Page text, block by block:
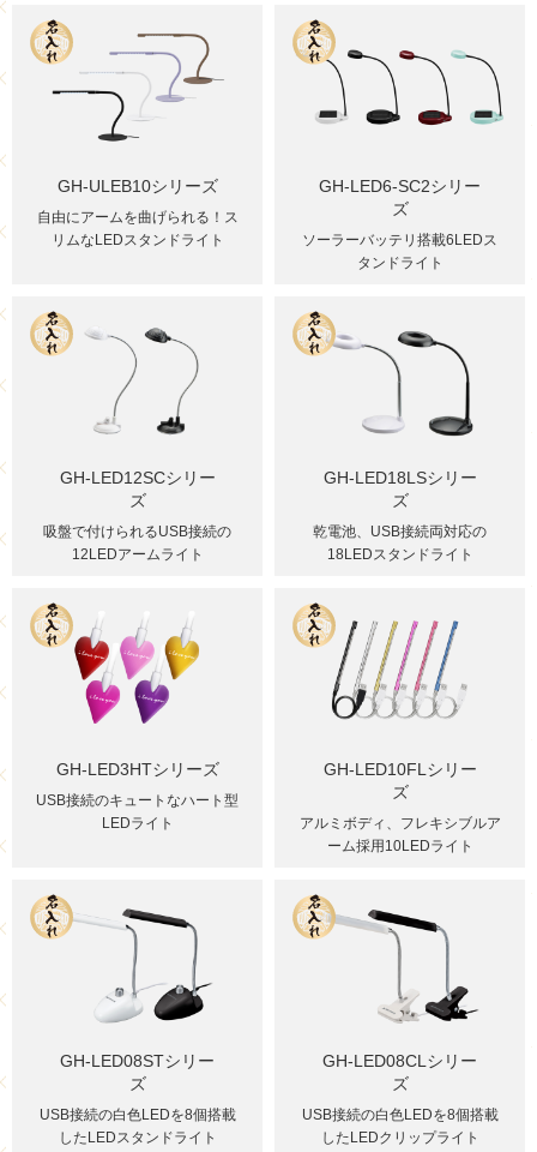
GH-ULEB10シリーズ
自由にアームを曲げられる！ス
リムなLEDスタンドライト
GH-LED6-SC2シリー
ズ
ソーラーバッテリ搭載6LEDス
タンドライト
GH-LED12SCシリー
ズ
吸盤で付けられるUSB接続の
12LEDアームライト
GH-LED18LSシリー
ズ
乾電池、USB接続両対応の
18LEDスタンドライト
GH-LED3HTシリーズ
USB接続のキュートなハート型
LEDライト
GH-LED10FLシリー
ズ
アルミボディ、フレキシブルア
ーム採用10LEDライト
GH-LED08STシリー
ズ
USB接続の白色LEDを8個搭載
したLEDスタンドライト
GH-LED08CLシリー
ズ
USB接続の白色LEDを8個搭載
したLEDクリップライト